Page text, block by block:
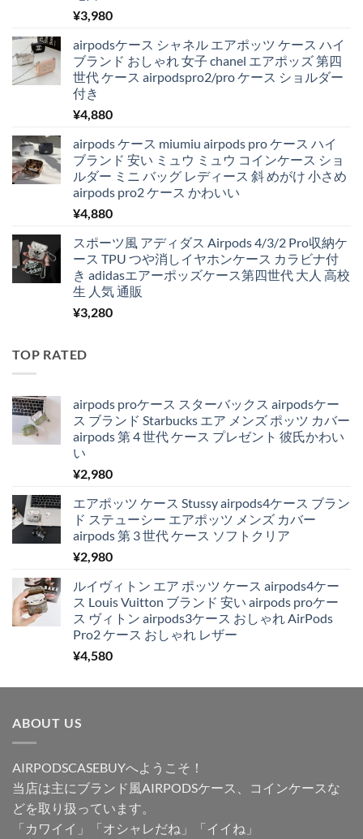
¥3,980
airpodsケース シャネル エアポッツ ケース ハイ
ブランド おしゃれ 女子 chanel エアポッズ 第四
世代 ケース airpodspro2/pro ケース ショルダー
付き
¥4,880
airpods ケース miumiu airpods pro ケース ハイ
ブランド 安い ミュウ ミュウ コインケース ショ
ルダー ミニ バッグ レディース 斜 めがけ 小さめ
airpods pro2 ケース かわいい
¥4,880
スポーツ風 アディダス Airpods 4/3/2 Pro収納ケ
ース TPU つや消しイヤホンケース カラビナ付
き adidasエアーポッズケース第四世代 大人 高校
生 人気 通販
¥3,280
TOP RATED
airpods proケース スターバックス airpodsケー
ス ブランド Starbucks エア メンズ ポッツ カバー
airpods 第 4 世代 ケース プレゼント 彼氏かわい
い
¥2,980
エアポッツ ケース Stussy airpods4ケース ブラン
ド ステューシー エアポッツ メンズ カバー
airpods 第 3 世代 ケース ソフトクリア
¥2,980
ルイヴィトン エア ポッツ ケース airpods4ケー
ス Louis Vuitton ブランド 安い airpods proケー
ス ヴィトン airpods3ケース おしゃれ AirPods
Pro2 ケース おしゃれ レザー
¥4,580
ABOUT US
AIRPODSCASEBUYへようこそ！
当店は主にブランド風AIRPODSケース、コインケースな
どを取り扱っています。
「カワイイ」「オシャレだね」「イイね」